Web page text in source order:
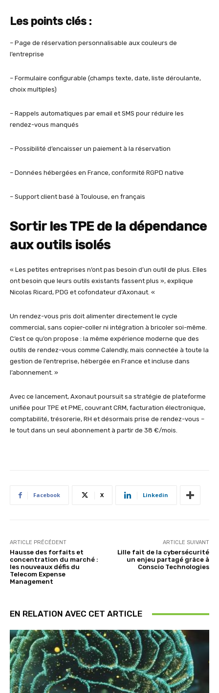
Les points clés :
– Page de réservation personnalisable aux couleurs de
l’entreprise
– Formulaire configurable (champs texte, date, liste déroulante,
choix multiples)
– Rappels automatiques par email et SMS pour réduire les
rendez-vous manqués
– Possibilité d’encaisser un paiement à la réservation
– Données hébergées en France, conformité RGPD native
– Support client basé à Toulouse, en français
Sortir les TPE de la dépendance
aux outils isolés
« Les petites entreprises n’ont pas besoin d’un outil de plus. Elles
ont besoin que leurs outils existants fassent plus », explique
Nicolas Ricard, PDG et cofondateur d’Axonaut. «
Un rendez-vous pris doit alimenter directement le cycle
commercial, sans copier-coller ni intégration à bricoler soi-même.
C’est ce qu’on propose : la même expérience moderne que des
outils de rendez-vous comme Calendly, mais connectée à toute la
gestion de l’entreprise, hébergée en France et incluse dans
l’abonnement. »
Avec ce lancement, Axonaut poursuit sa stratégie de plateforme
unifiée pour TPE et PME, couvrant CRM, facturation électronique,
comptabilité, trésorerie, RH et désormais prise de rendez-vous –
le tout dans un seul abonnement à partir de 38 €/mois.
Facebook X Linkedin
ARTICLE PRÉCÉDENT
Hausse des forfaits et
concentration du marché :
les nouveaux défis du
Telecom Expense
Management
ARTICLE SUIVANT
Lille fait de la cybersécurité
un enjeu partagé grâce à
Conscio Technologies
EN RELATION AVEC CET ARTICLE